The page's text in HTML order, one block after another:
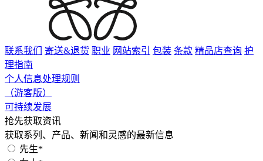
联系我们 寄送&退货 职业 网站索引 包装 条款 精品店查询 护
理指南
个人信息处理规则
（游客版）
可持续发展
抢先获取资讯
获取系列、产品、新闻和灵感的最新信息
先生*